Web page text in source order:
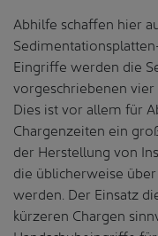
Abhilfe schaffen hier
Eingriffe werden die
vorgeschriebenen vier
Dies ist vor allem für
Chargenzeiten ein
der Herstellung von
die üblicherweise
werden. Der Einsatz
kürzeren Chargen